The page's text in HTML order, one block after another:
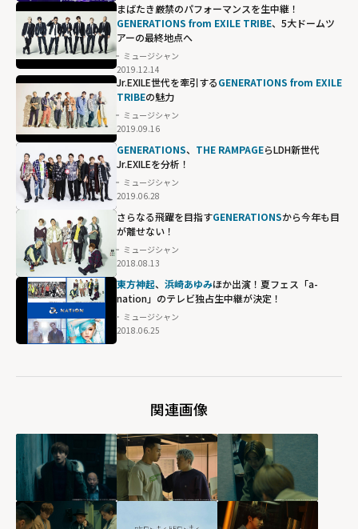
まばたき厳禁のパフォーマンスを生中継！
GENERATIONS from EXILE TRIBE、5大ドームツ
アーの最終地点へ
ミュージシャン
2019.12.14
Jr.EXILE世代を牽引するGENERATIONS from EXILE
TRIBEの魅力
ミュージシャン
2019.09.16
GENERATIONS、 THE RAMPAGEらLDH新世代
Jr.EXILEを分析！
ミュージシャン
2019.06.28
さらなる飛躍を目指すGENERATIONSから今年も目
が離せない！
ミュージシャン
2018.08.13
東方神起、 浜崎あゆみほか出演！夏フェス「a-
nation」のテレビ独占生中継が決定！
ミュージシャン
2018.06.25
関連画像